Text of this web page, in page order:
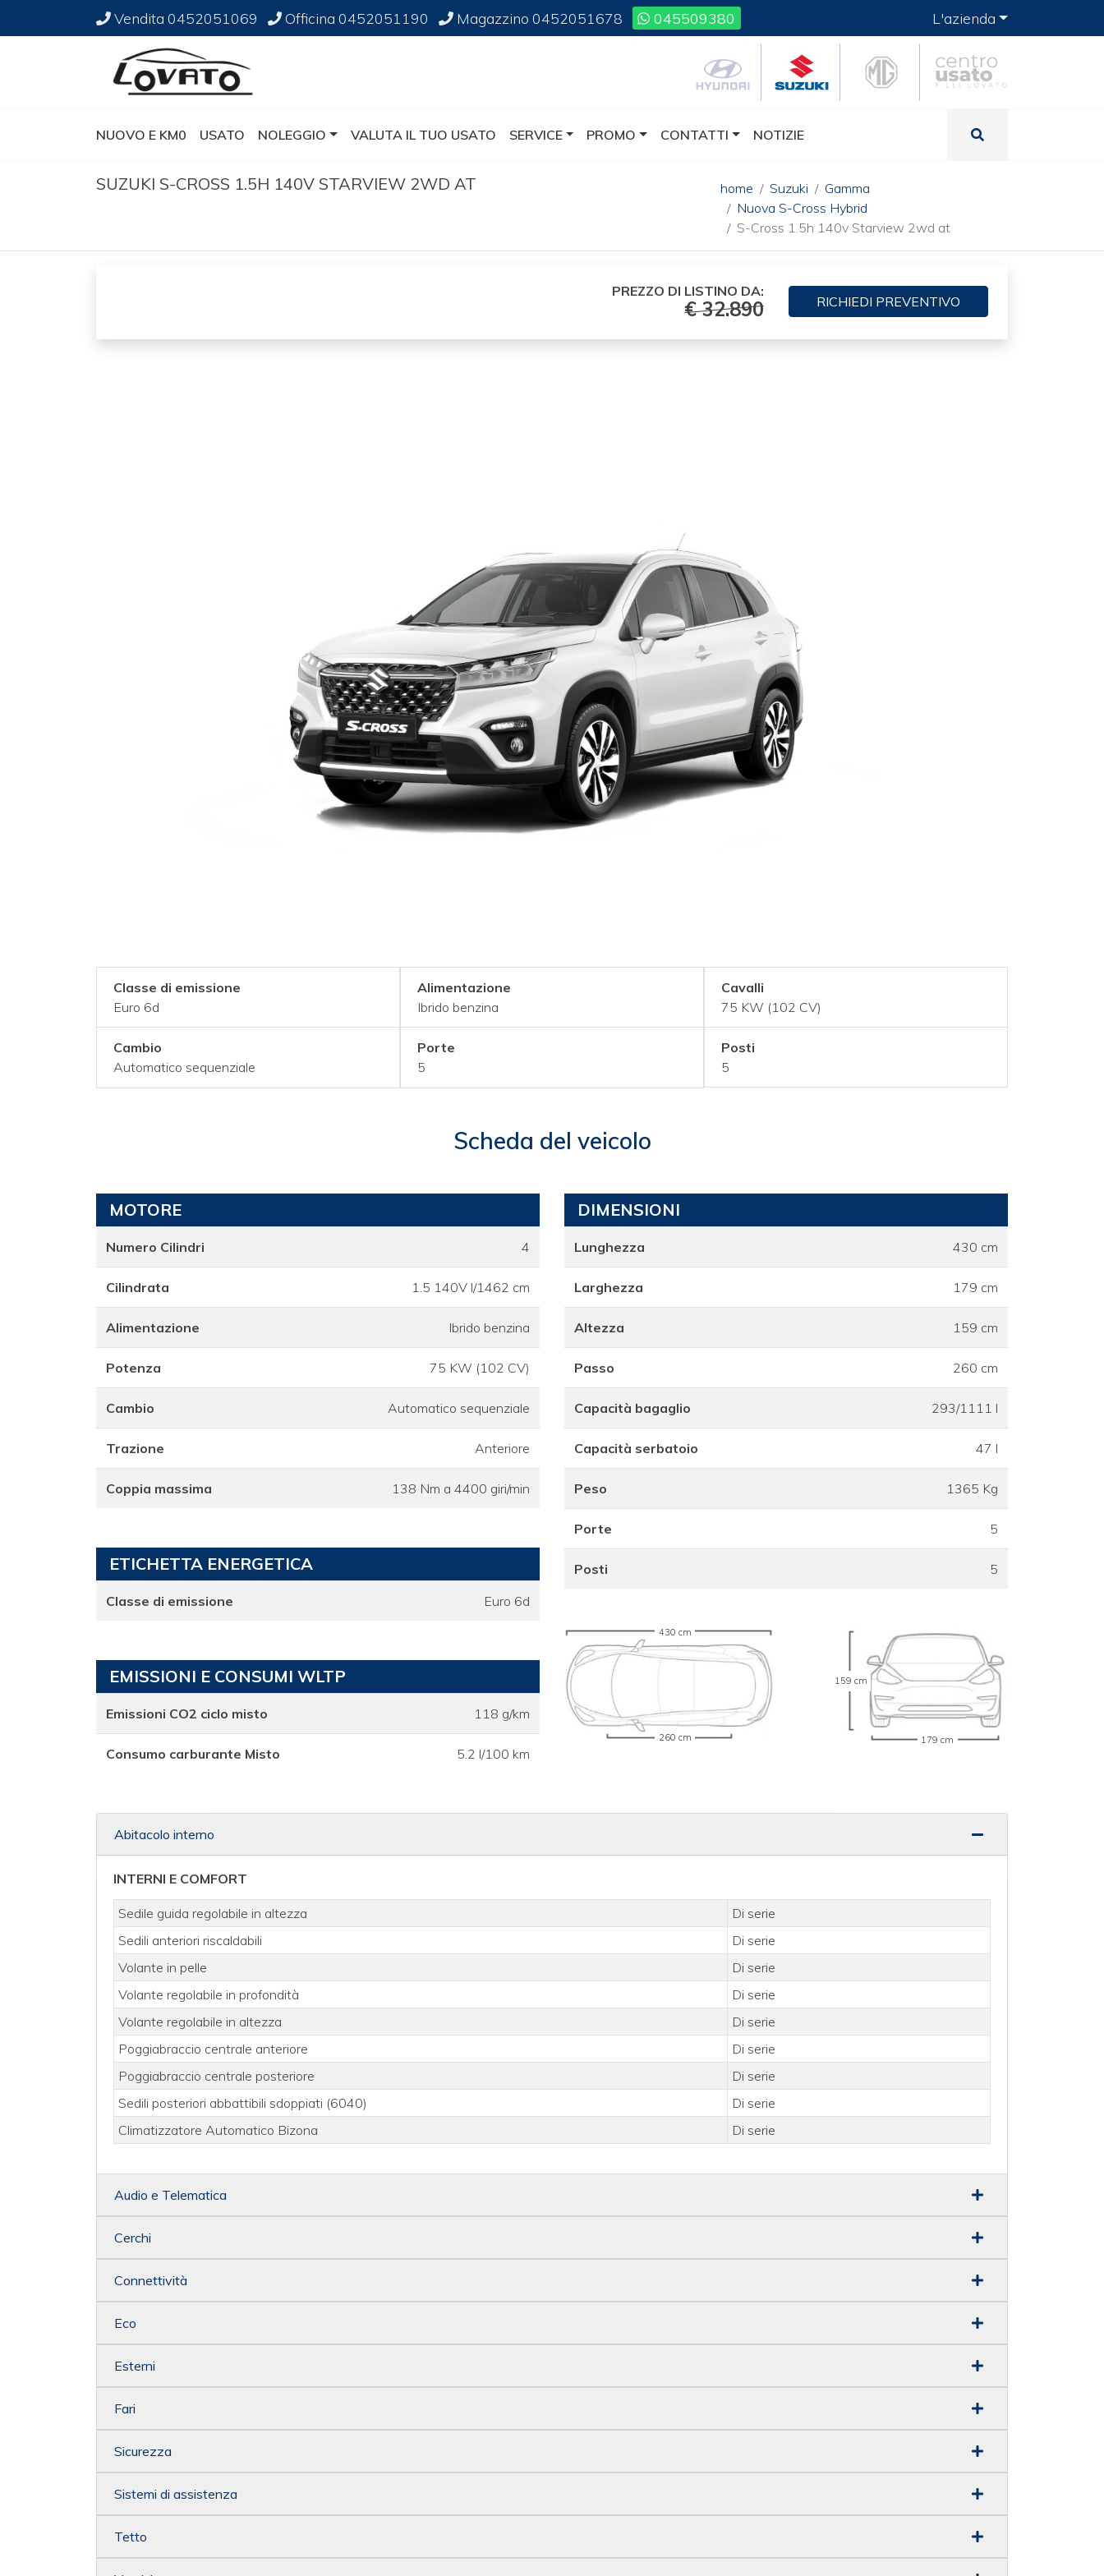
Vendita 0452051069 Officina0452051190 Magazzino 0452051678 045509380 L'azienda
NUOVO E KM0 USATO NOLEGGIO VALUTA IL TUO USATO SERVICE PROMO CONTATTI NOTIZIE
SUZUKI S-CROSS 1.5H 140V STARVIEW 2WD AT home Suzuki
Gamma
Nuova S-Cross Hybrid
S-Cross 1.5h 140v Starview 2wd at
PREZZO DI LISTINO DA:
€ 32.890 RICHIEDI PREVENTIVO
Classe di emissione
Euro 6d
Alimentazione
Ibrido benzina
Cavalli
75 KW (102 CV)
Cambio
Automatico sequenziale
Porte
5
Posti
5
Scheda del veicolo
MOTORE
Numero Cilindri 4
Cilindrata 1.5 140V l/1462 cm
Alimentazione Ibrido benzina
Potenza 75 KW (102 CV)
Cambio Automatico sequenziale
Trazione Anteriore
Coppia massima 138 Nm a 4400 giri/min
ETICHETTA ENERGETICA
Classe di emissione Euro 6d
EMISSIONI E CONSUMI WLTP
Emissioni CO2 ciclo misto 118 g/km
Consumo carburante Misto 5.2 l/100 km
DIMENSIONI
Lunghezza 430 cm
Larghezza 179 cm
Altezza 159 cm
Passo 260 cm
Capacità bagaglio 293/1111 l
Capacità serbatoio 47 l
Peso 1365 Kg
Porte 5
Posti 5
430 cm
260 cm
159 cm
179 cm
Abitacolo interno
INTERNI E COMFORT
Sedile guida regolabile in altezza
Di serie
Sedili anteriori riscaldabili
Di serie
Volante in pelle
Di serie
Volante regolabile in profondità
Di serie
Volante regolabile in altezza
Di serie
Poggiabraccio centrale anteriore
Di serie
Poggiabraccio centrale posteriore
Di serie
Sedili posteriori abbattibili sdoppiati (6040)
Di serie
Climatizzatore Automatico Bizona
Di serie
Audio e Telematica
Cerchi
Connettività
Eco
Esterni
Fari
Sicurezza
Sistemi di assistenza
Tetto